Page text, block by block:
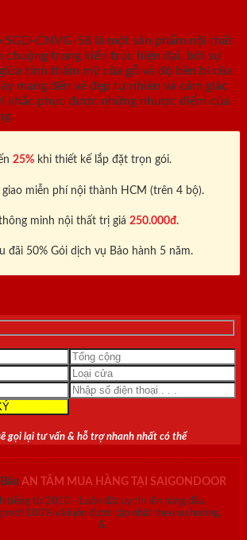
SGD-CNVG-58 là một sản phẩm nội thất
chuộng trong kiến trúc hiện đại, bởi sự
tính thẩm mỹ của gỗ và độ bền bỉ của
mang đến vẻ đẹp tự nhiên và cảm giác
khắc phục được những nhược điểm của
25% khi thiết kế lắp đặt trọn gói.
giao miễn phí nội thành HCM (trên 4 bộ).
minh nội thất trị giá 250.000đ.
đãi 50% Gói dịch vụ Bảo hành 5 năm.
gọi lại tư vấn & hỗ trợ nhanh nhất có thể
AN TÂM MUA HÀNG TẠI SAIGONDOOR
tiếng từ 2010 - Luôn đặt uy tín lên hàng đầu.
mới 100% và luôn được cập nhật theo xu hướng.
&